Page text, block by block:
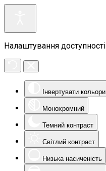
Налаштування доступності
Інвертувати кольори
Монохромний
Темний контраст
Світлий контраст
Низька насиченість